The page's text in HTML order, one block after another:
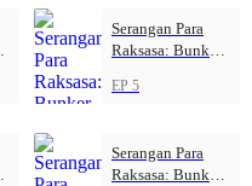
Serangan Para
Raksasa: Bunker
EP 5
Serangan Para
Raksasa: Bunker